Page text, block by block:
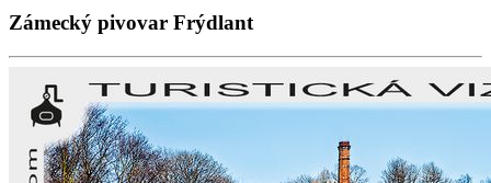
Zámecký pivovar Frýdlant